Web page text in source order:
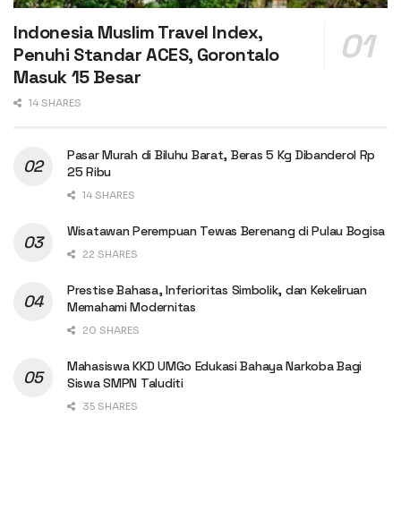
Indonesia Muslim Travel Index,
Penuhi Standar ACES, Gorontalo
Masuk 15 Besar
14 SHARES
Pasar Murah di Biluhu Barat, Beras 5 Kg Dibanderol Rp
25 Ribu
14 SHARES
Wisatawan Perempuan Tewas Berenang di Pulau Bogisa
22 SHARES
Prestise Bahasa, Inferioritas Simbolik, dan Kekeliruan
Memahami Modernitas
20 SHARES
Mahasiswa KKD UMGo Edukasi Bahaya Narkoba Bagi
Siswa SMPN Taluditi
35 SHARES